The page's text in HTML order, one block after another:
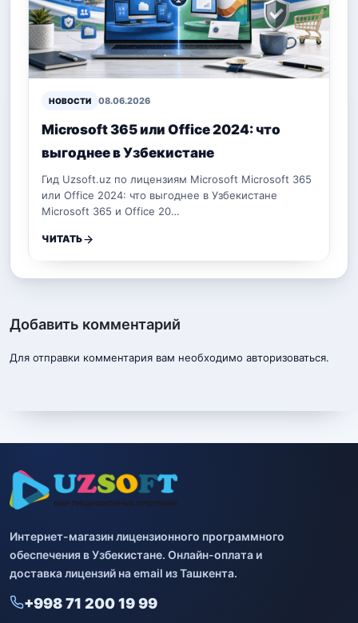
НОВОСТИ 08.06.2026
Microsoft 365 или Office 2024: что
выгоднее в Узбекистане
Гид Uzsoft.uz по лицензиям Microsoft Microsoft 365
или Office 2024: что выгоднее в Узбекистане
Microsoft 365 и Office 20…
ЧИТАТЬ
Добавить комментарий
Для отправки комментария вам необходимо авторизоваться.
Интернет-магазин лицензионного программного
обеспечения в Узбекистане. Онлайн-оплата и
доставка лицензий на email из Ташкента.
+998 71 200 19 99